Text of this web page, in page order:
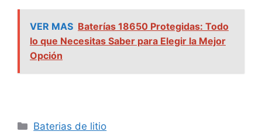
VER MAS Baterías 18650 Protegidas: Todo
lo que Necesitas Saber para Elegir la Mejor
Opción
Categorías
Baterias de litio